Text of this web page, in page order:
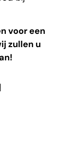
voor een
zullen u